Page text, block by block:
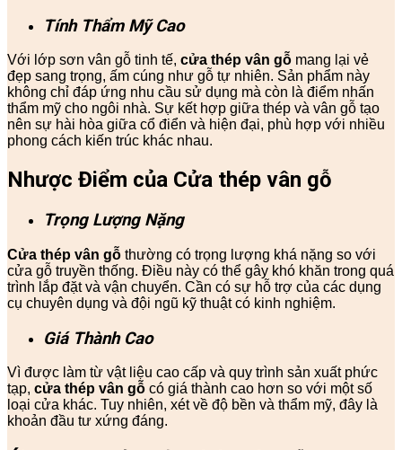
Tính Thẩm Mỹ Cao
Với lớp sơn vân gỗ tinh tế, cửa thép vân gỗ mang lại vẻ
đẹp sang trọng, ấm cúng như gỗ tự nhiên. Sản phẩm này
không chỉ đáp ứng nhu cầu sử dụng mà còn là điểm nhấn
thẩm mỹ cho ngôi nhà. Sự kết hợp giữa thép và vân gỗ tạo
nên sự hài hòa giữa cổ điển và hiện đại, phù hợp với nhiều
phong cách kiến trúc khác nhau.
Nhược Điểm của Cửa thép vân gỗ
Trọng Lượng Nặng
Cửa thép vân gỗ thường có trọng lượng khá nặng so với
cửa gỗ truyền thống. Điều này có thể gây khó khăn trong quá
trình lắp đặt và vận chuyển. Cần có sự hỗ trợ của các dụng
cụ chuyên dụng và đội ngũ kỹ thuật có kinh nghiệm.
Giá Thành Cao
Vì được làm từ vật liệu cao cấp và quy trình sản xuất phức
tạp, cửa thép vân gỗ có giá thành cao hơn so với một số
loại cửa khác. Tuy nhiên, xét về độ bền và thẩm mỹ, đây là
khoản đầu tư xứng đáng.